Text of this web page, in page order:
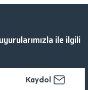
ile ilgili
Kaydol